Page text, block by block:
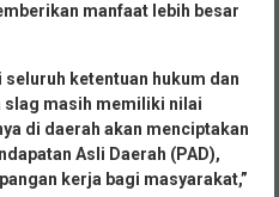
manfaat lebih besar
ketentuan hukum dan
slag masih memiliki nilai
di daerah akan menciptakan
Asli Daerah (PAD),
kerja bagi masyarakat,”